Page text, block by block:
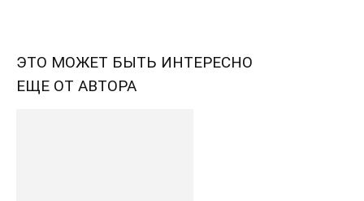
ЭТО МОЖЕТ БЫТЬ ИНТЕРЕСНО
ЕЩЕ ОТ АВТОРА